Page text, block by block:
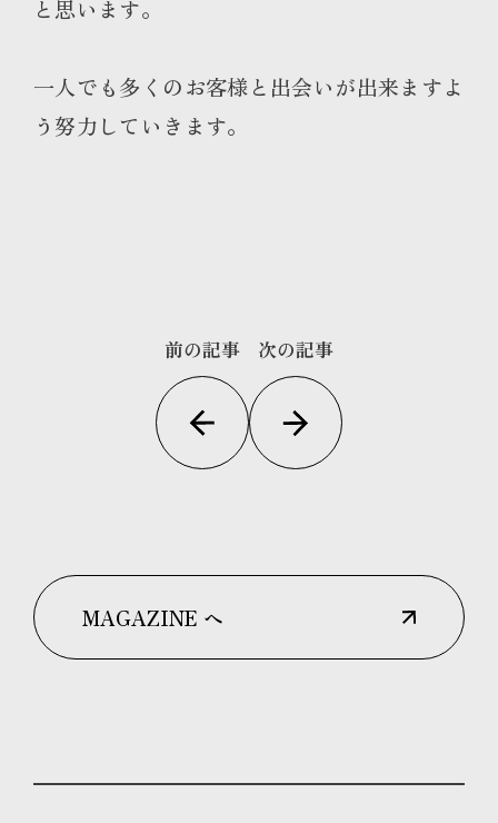
と思います。
一人でも多くのお客様と出会いが出来ますよ
う努力していきます。
前の記事 次の記事
MAGAZINE へ